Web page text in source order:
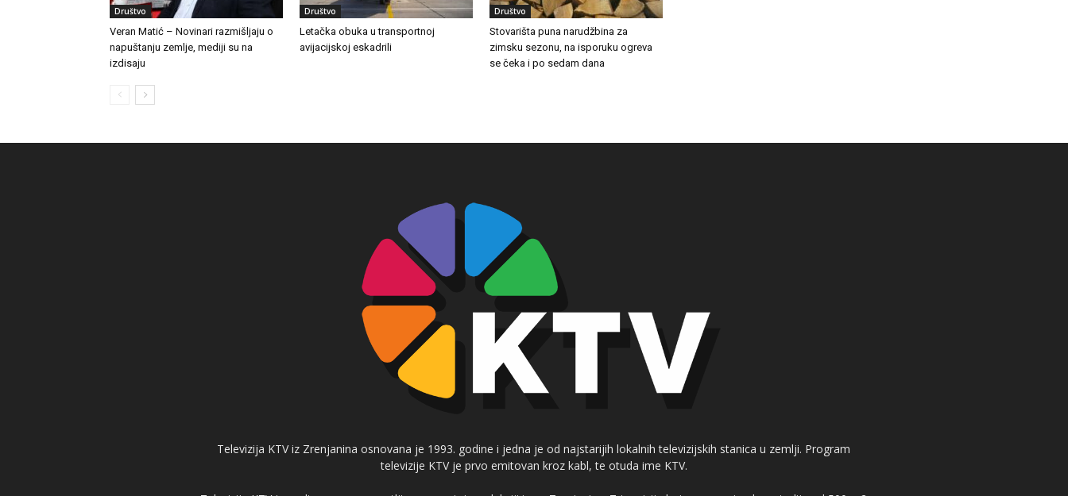
Društvo
Veran Matić – Novinari razmišljaju o
napuštanju zemlje, mediji su na
izdisaju
Društvo
Letačka obuka u transportnoj
avijacijskoj eskadrili
Društvo
Stovarišta puna narudžbina za
zimsku sezonu, na isporuku ogreva
se čeka i po sedam dana
Televizija KTV iz Zrenjanina osnovana je 1993. godine i jedna je od najstarijih lokalnih televizijskih stanica u zemlji. Program
televizije KTV je prvo emitovan kroz kabl, te otuda ime KTV.